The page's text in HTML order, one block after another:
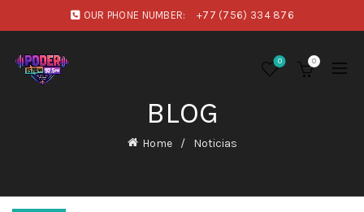
OUR PHONE NUMBER: +77 (756) 334 876
0 0
BLOG
Home Noticias